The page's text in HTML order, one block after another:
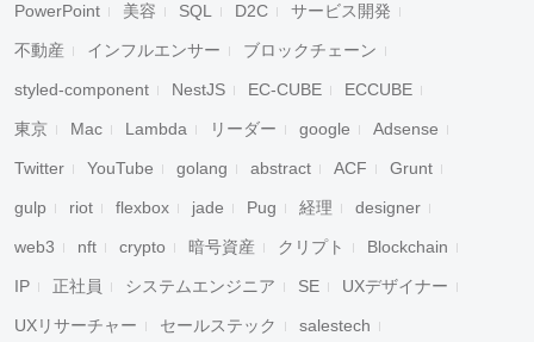
PowerPoint 美容 SQL D2C サービス開発
不動産 インフルエンサー ブロックチェーン
styled-component NestJS EC-CUBE ECCUBE
東京 Mac Lambda リーダー google Adsense
Twitter YouTube golang abstract ACF Grunt
gulp riot flexbox jade Pug 経理 designer
web3 nft crypto 暗号資産 クリプト Blockchain
IP 正社員 システムエンジニア SE UXデザイナー
UXリサーチャー セールステック salestech